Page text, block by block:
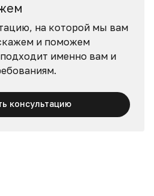
на которой мы вам
и поможем
именно вам и
консультацию